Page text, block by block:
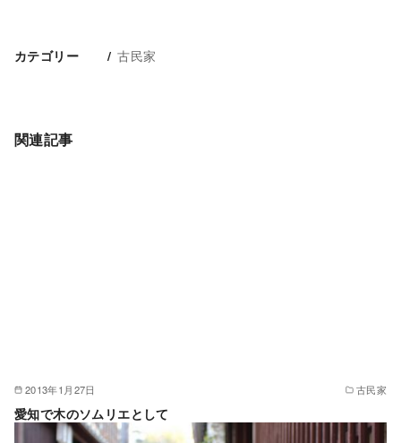
カテゴリー 古民家
関連記事
2013年1月27日 古民家
愛知で木のソムリエとして